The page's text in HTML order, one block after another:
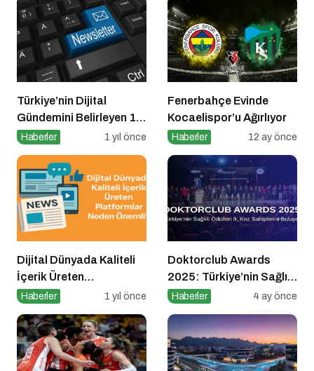
Türkiye’nin Dijital
Gündemini Belirleyen 15
Haber Sitesi
Haberler 1 yıl önce
Fenerbahçe Evinde
Kocaelispor’u Ağırlıyor
Haberler 12 ay önce
Dijital Dünyada Kaliteli
İçerik Üreten
Platformlar Neden
Haberler 1 yıl önce
Doktorclub Awards
2025: Türkiye’nin Sağlık
Ödülleri 9. Kez
Haberler 4 ay önce